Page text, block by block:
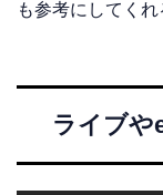
も参考にしてくれ
ライブや